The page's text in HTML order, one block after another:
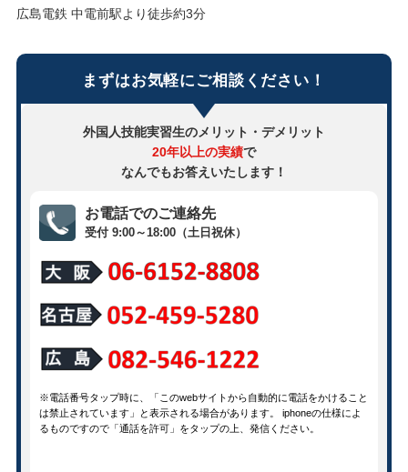
広島電鉄 中電前駅より徒歩約3分
まずはお気軽にご相談ください！
外国人技能実習生のメリット・デメリット
20年以上の実績で
なんでもお答えいたします！
お電話でのご連絡先
受付 9:00～18:00（土日祝休）
※電話番号タップ時に、「このwebサイトから自動的に電話をかけること
は禁止されています」と表示される場合があります。 iphoneの仕様によ
るものですので「通話を許可」をタップの上、発信ください。